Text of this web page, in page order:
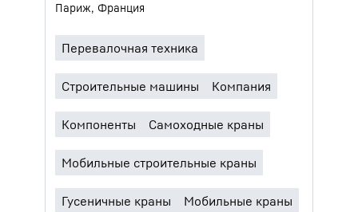
Париж, Франция